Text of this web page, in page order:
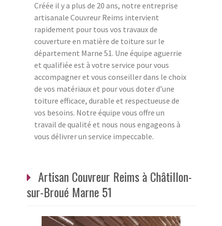
Créée il y a plus de 20 ans, notre entreprise
artisanale Couvreur Reims intervient
rapidement pour tous vos travaux de
couverture en matière de toiture sur le
département Marne 51. Une équipe aguerrie
et qualifiée est à votre service pour vous
accompagner et vous conseiller dans le choix
de vos matériaux et pour vous doter d’une
toiture efficace, durable et respectueuse de
vos besoins. Notre équipe vous offre un
travail de qualité et nous nous engageons à
vous délivrer un service impeccable.
Artisan Couvreur Reims à Châtillon-
sur-Broué Marne 51